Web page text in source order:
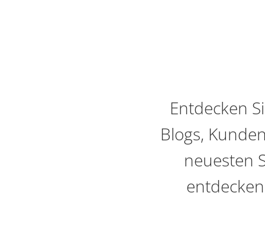
Entdecken
Blogs,
neuesten